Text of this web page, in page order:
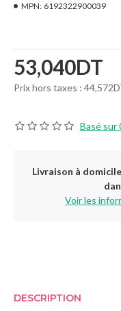
Basé sur
53,040DT
Prix hors taxes :
MPN: 6192322900039
Livraison à
Voir les
DESCRIPTION